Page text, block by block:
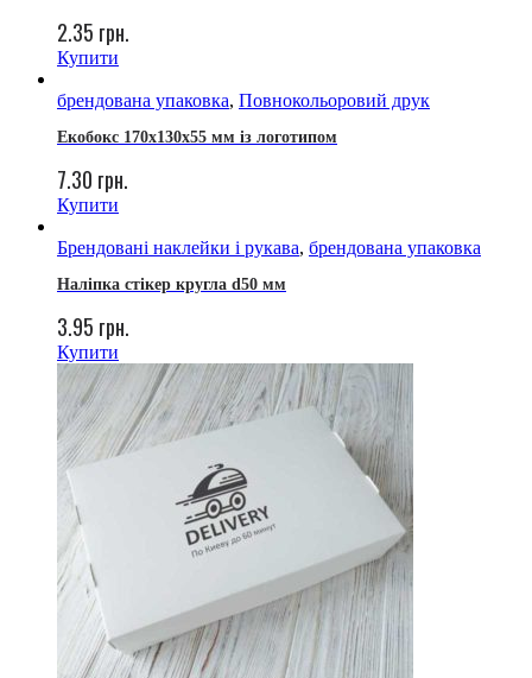
2.35 грн.
Купити
брендована упаковка, Повнокольоровий друк
Екобокс 170x130x55 мм із логотипом
7.30 грн.
Купити
Брендовані наклейки і рукава, брендована упаковка
Наліпка стікер кругла d50 мм
3.95 грн.
Купити